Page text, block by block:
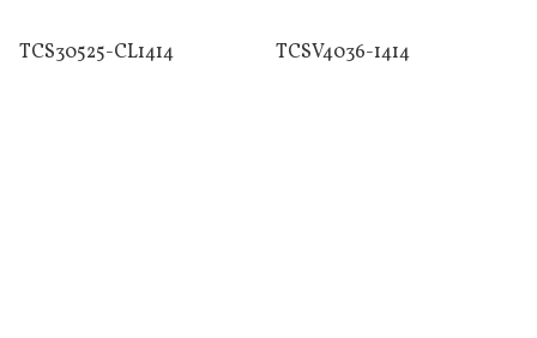
TCS30525-CL1414 TCSV4036-1414